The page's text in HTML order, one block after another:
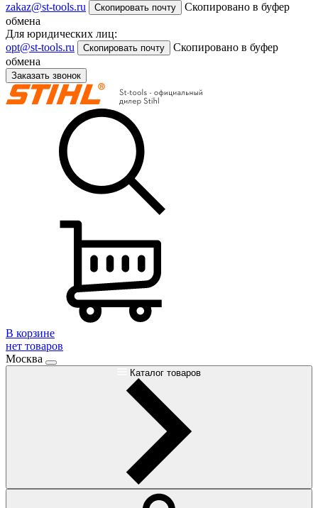
zakaz@st-tools.ru
Скопировать почту
Скопировано в буфер
обмена
Для юридических лиц:
opt@st-tools.ru
Скопировать почту
Скопировано в буфер
обмена
Заказать звонок
В корзине
нет товаров
Москва
Каталог товаров